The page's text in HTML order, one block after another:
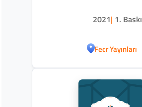
2021| 1. Baskı
Fecr Yayınları